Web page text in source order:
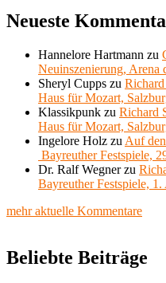
Neueste
Hannelore Hartmann zu
Neuinszenierung, Arena
Sheryl Cupps zu
Haus für Mozart,
Klassikpunk zu Richard
Haus für Mozart,
Ingelore Holz zu Auf
Bayreuther Festspiele,
Dr. Ralf Wegnerzu
Bayreuther Festspiele,
mehr aktuelle Kommentare
Beliebte Beiträge